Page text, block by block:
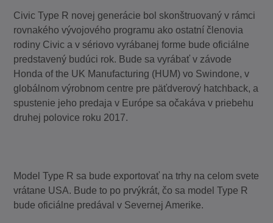
Civic Type R novej generácie bol skonštruovaný v rámci
rovnakého vývojového programu ako ostatní členovia
rodiny Civic a v sériovo vyrábanej forme bude oficiálne
predstavený budúci rok. Bude sa vyrábať v závode
Honda of the UK Manufacturing (HUM) vo Swindone, v
globálnom výrobnom centre pre päťdverový hatchback, a
spustenie jeho predaja v Európe sa očakáva v priebehu
druhej polovice roku 2017.
Model Type R sa bude exportovať na trhy na celom svete
vrátane USA. Bude to po prvýkrát, čo sa model Type R
bude oficiálne predával v Severnej Amerike.